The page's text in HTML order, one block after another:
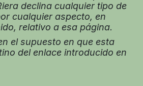
declina cualquier tipo de
cualquier aspecto, en
relativo a esa página.
el supuesto en que esta
del enlace introducido en